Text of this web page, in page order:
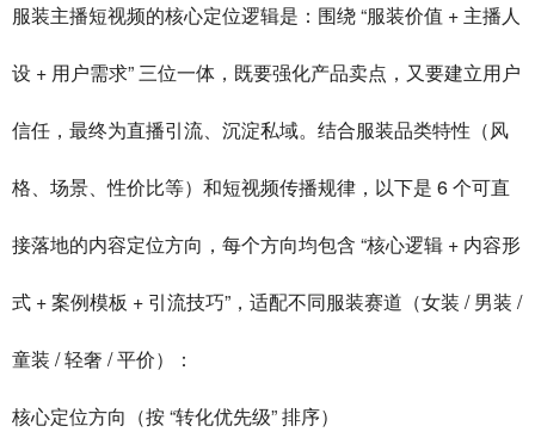
服装主播短视频的核心定位逻辑是：围绕 “服装价值 + 主播人
设 + 用户需求” 三位一体，既要强化产品卖点，又要建立用户
信任，最终为直播引流、沉淀私域。结合服装品类特性（风
格、场景、性价比等）和短视频传播规律，以下是 6 个可直
接落地的内容定位方向，每个方向均包含 “核心逻辑 + 内容形
式 + 案例模板 + 引流技巧”，适配不同服装赛道（女装 / 男装 /
童装 / 轻奢 / 平价）：
核心定位方向（按 “转化优先级” 排序）